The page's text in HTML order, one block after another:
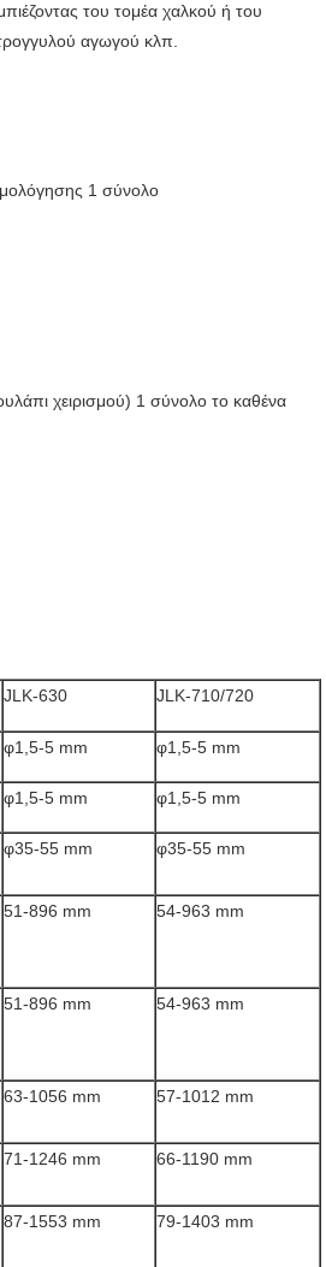
του τομέα χαλκού ή του
αγωγού κλπ.
1 σύνολο
χειρισμού) 1 σύνολο το καθένα
JLK-630 JLK-710/720
φ1,5-5 mm φ1,5-5 mm
φ1,5-5 mm φ1,5-5 mm
φ35-55 mm φ35-55 mm
51-896 mm 54-963 mm
51-896 mm 54-963 mm
63-1056 mm 57-1012 mm
71-1246 mm 66-1190 mm
87-1553 mm 79-1403 mm